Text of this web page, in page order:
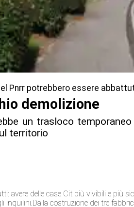
Pnrr potrebbero essere
demolizione
un trasloco
territorio
avere delle case Cit più vivibili e più
inquilini.Dalla costruzione dei tre